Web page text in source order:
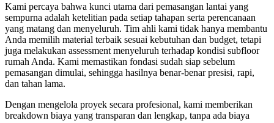
Kami percaya bahwa kunci utama dari pemasangan lantai yang
sempurna adalah ketelitian pada setiap tahapan serta perencanaan
yang matang dan menyeluruh. Tim ahli kami tidak hanya membantu
Anda memilih material terbaik sesuai kebutuhan dan budget, tetapi
juga melakukan assessment menyeluruh terhadap kondisi subfloor
rumah Anda. Kami memastikan fondasi sudah siap sebelum
pemasangan dimulai, sehingga hasilnya benar-benar presisi, rapi,
dan tahan lama.
Dengan mengelola proyek secara profesional, kami memberikan
breakdown biaya yang transparan dan lengkap, tanpa ada biaya